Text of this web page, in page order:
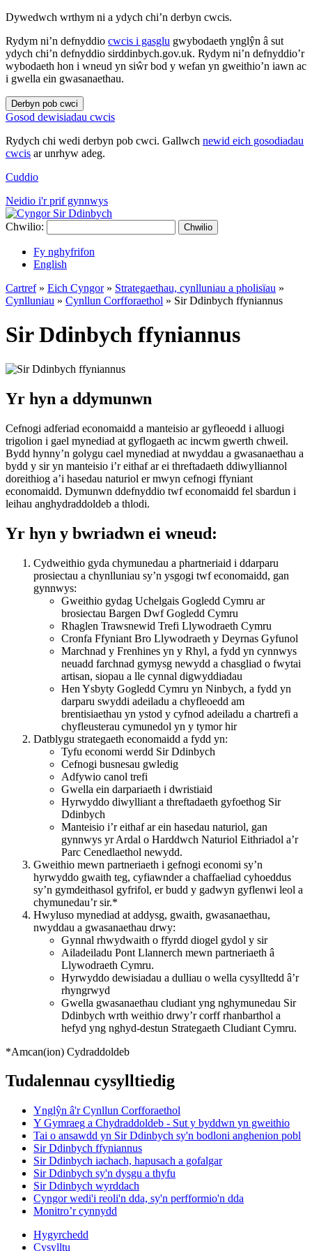
Dywedwch wrthym ni a ydych chi’n derbyn cwcis.
Rydym ni’n defnyddio cwcis i gasglu gwybodaeth ynglŷn â sut
ydych chi’n defnyddio sirddinbych.gov.uk. Rydym ni’n defnyddio’r
wybodaeth hon i wneud yn siŵr bod y wefan yn gweithio’n iawn ac
i gwella ein gwasanaethau.
Derbyn pob cwci
Gosod dewisiadau cwcis
Rydych chi wedi derbyn pob cwci. Gallwch newid eich gosodiadau
cwcis ar unrhyw adeg.
Cuddio
Neidio i'r prif gynnwys
Chwilio: Chwilio
Fy nghyfrifon
English
Cartref» Eich Cyngor» Strategaethau, cynlluniau a pholisïau »
Cynlluniau » Cynllun Corfforaethol » Sir Ddinbych ffyniannus
Sir Ddinbych ffyniannus
Yr hyn a ddymunwn
Cefnogi adferiad economaidd a manteisio ar gyfleoedd i alluogi
trigolion i gael mynediad at gyflogaeth ac incwm gwerth chweil.
Bydd hynny’n golygu cael mynediad at nwyddau a gwasanaethau a
bydd y sir yn manteisio i’r eithaf ar ei threftadaeth ddiwylliannol
doreithiog a’i hasedau naturiol er mwyn cefnogi ffyniant
economaidd. Dymunwn ddefnyddio twf economaidd fel sbardun i
leihau anghydraddoldeb a thlodi.
Yr hyn y bwriadwn ei wneud:
Cydweithio gyda chymunedau a phartneriaid i ddarparu
prosiectau a chynlluniau sy’n ysgogi twf economaidd, gan
gynnwys:
Gweithio gydag Uchelgais Gogledd Cymru ar
brosiectau Bargen Dwf Gogledd Cymru
Rhaglen Trawsnewid Trefi Llywodraeth Cymru
Cronfa Ffyniant Bro Llywodraeth y Deyrnas Gyfunol
Marchnad y Frenhines yn y Rhyl, a fydd yn cynnwys
neuadd farchnad gymysg newydd a chasgliad o fwytai
artisan, siopau a lle cynnal digwyddiadau
Hen Ysbyty Gogledd Cymru yn Ninbych, a fydd yn
darparu swyddi adeiladu a chyfleoedd am
brentisiaethau yn ystod y cyfnod adeiladu a chartrefi a
chyfleusterau cymunedol yn y tymor hir
Datblygu strategaeth economaidd a fydd yn:
Tyfu economi werdd Sir Ddinbych
Cefnogi busnesau gwledig
Adfywio canol trefi
Gwella ein darpariaeth i dwristiaid
Hyrwyddo diwylliant a threftadaeth gyfoethog Sir
Ddinbych
Manteisio i’r eithaf ar ein hasedau naturiol, gan
gynnwys yr Ardal o Harddwch Naturiol Eithriadol a’r
Parc Cenedlaethol newydd.
Gweithio mewn partneriaeth i gefnogi economi sy’n
hyrwyddo gwaith teg, cyfiawnder a chaffaeliad cyhoeddus
sy’n gymdeithasol gyfrifol, er budd y gadwyn gyflenwi leol a
chymunedau’r sir.*
Hwyluso mynediad at addysg, gwaith, gwasanaethau,
nwyddau a gwasanaethau drwy:
Gynnal rhwydwaith o ffyrdd diogel gydol y sir
Ailadeiladu Pont Llannerch mewn partneriaeth â
Llywodraeth Cymru.
Hyrwyddo dewisiadau a dulliau o wella cysylltedd â’r
rhyngrwyd
Gwella gwasanaethau cludiant yng nghymunedau Sir
Ddinbych wrth weithio drwy’r corff rhanbarthol a
hefyd yng nghyd-destun Strategaeth Cludiant Cymru.
*Amcan(ion) Cydraddoldeb
Tudalennau cysylltiedig
Ynglŷn â'r Cynllun Corfforaethol
Y Gymraeg a Chydraddoldeb - Sut y byddwn yn gweithio
Tai o ansawdd yn Sir Ddinbych sy'n bodloni anghenion pobl
Sir Ddinbych ffyniannus
Sir Ddinbych iachach, hapusach a gofalgar
Sir Ddinbych sy'n dysgu a thyfu
Sir Ddinbych wyrddach
Cyngor wedi'i reoli'n dda, sy'n perfformio'n dda
Monitro’r cynnydd
Hygyrchedd
Cysylltu